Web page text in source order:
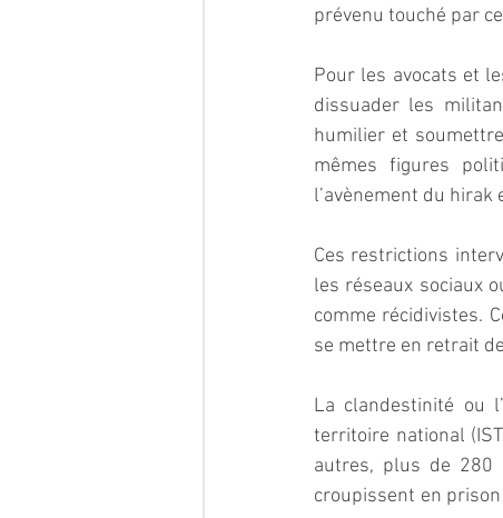
prévenu touché par
Pour les avocats et
dissuader les
humilier et
mêmes figures
l’avènement du hirak
Ces restrictions
les réseaux sociaux
comme récidivistes.
se mettre en retrait
La clandestinité ou
territoire national
autres, plus de 280
croupissent en